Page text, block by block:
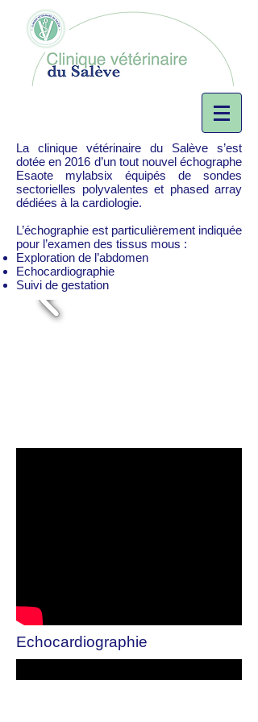
La clinique vétérinaire du Salève s’est
dotée en 2016 d’un tout nouvel échographe
Esaote mylabsix équipés de sondes
sectorielles polyvalentes et phased array
dédiées à la cardiologie.
L’échographie est particulièrement indiquée
pour l’examen des tissus mous :
Exploration de l’abdomen
Echocardiographie
Suivi de gestation
Echocardiographie